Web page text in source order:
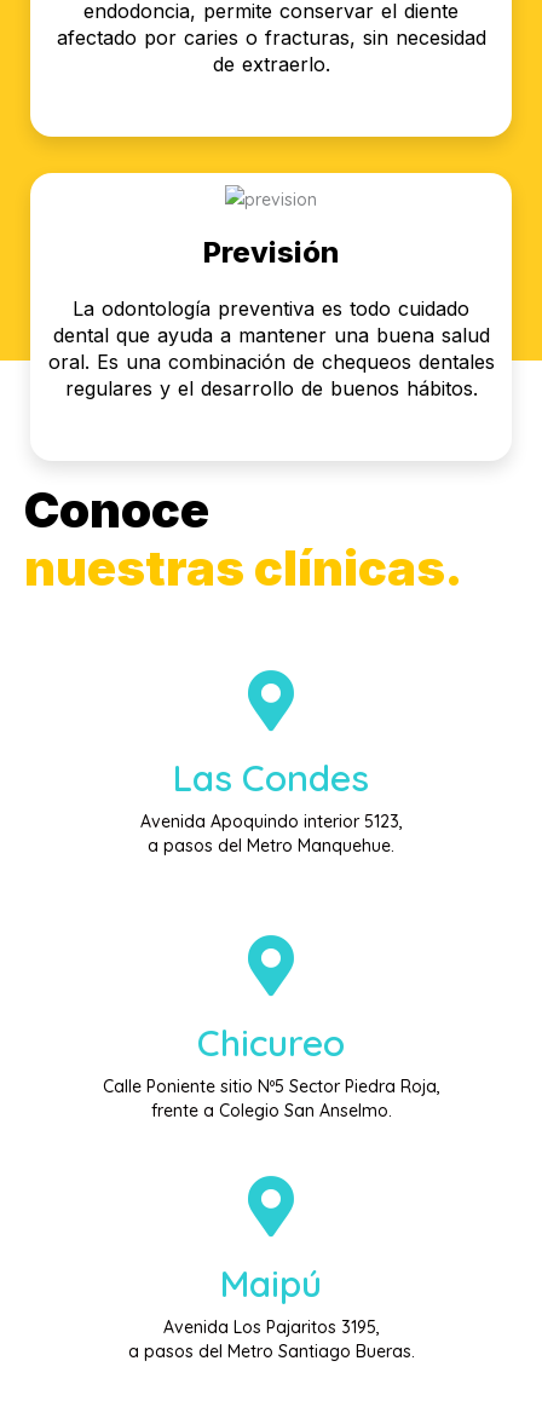
endodoncia, permite conservar el diente
afectado por caries o fracturas, sin necesidad
de extraerlo.
Previsión
La odontología preventiva es todo cuidado
dental que ayuda a mantener una buena salud
oral. Es una combinación de chequeos dentales
regulares y el desarrollo de buenos hábitos.
Conoce
nuestras clínicas.
Las Condes
Avenida Apoquindo interior 5123,
a pasos del Metro Manquehue.
Chicureo
Calle Poniente sitio Nº5 Sector Piedra Roja,
frente a Colegio San Anselmo.
Maipú
Avenida Los Pajaritos 3195,
a pasos del Metro Santiago Bueras.